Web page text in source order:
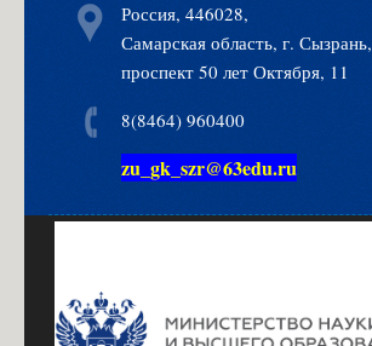
Россия, 446028,
Самарская область, г. Сызрань,
проспект 50 лет Октября, 11
8(8464) 960400
zu_gk_szr@63edu.ru